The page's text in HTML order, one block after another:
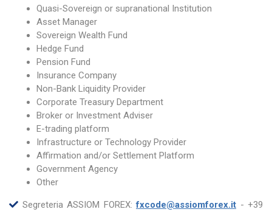
Quasi-Sovereign or supranational Institution
Asset Manager
Sovereign Wealth Fund
Hedge Fund
Pension Fund
Insurance Company
Non-Bank Liquidity Provider
Corporate Treasury Department
Broker or Investment Adviser
E-trading platform
Infrastructure or Technology Provider
Affirmation and/or Settlement Platform
Government Agency
Other
Segreteria ASSIOM FOREX:fxcode@assiomforex.it - +39